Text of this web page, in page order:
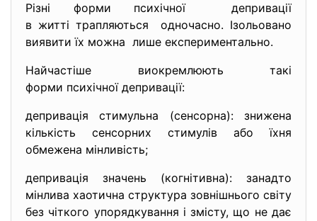
Різні форми психічної депривації
в житті трапляються одночасно. Ізольовано
виявити їх можна лише експериментально.
Найчастіше виокремлюють такі
форми психічної депривації:
депривація стимульна (сенсорна): знижена
кількість сенсорних стимулів або їхня
обмежена мінливість;
депривація значень (когнітивна): занадто
мінлива хаотична структура зовнішнього світу
без чіткого упорядкування і змісту, що не дає